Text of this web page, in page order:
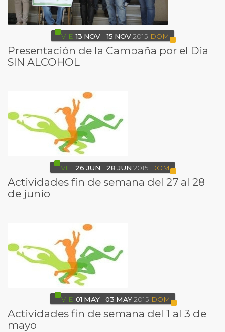
VIE 13 NOV 15 NOV 2015 DOM
Presentación de la Campaña por el Dia
SIN ALCOHOL
VIE 26 JUN 28 JUN 2015 DOM
Actividades fin de semana del 27 al 28
de junio
VIE 01 MAY 03 MAY 2015 DOM
Actividades fin de semana del 1 al 3 de
mayo